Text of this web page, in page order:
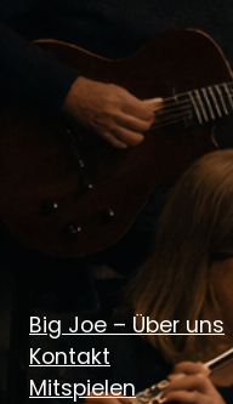
Big Joe – Über uns
Kontakt
Mitspielen